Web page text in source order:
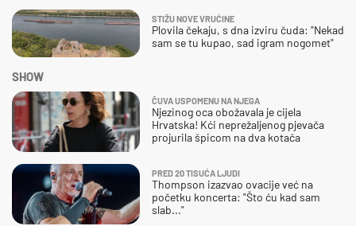
STIŽU NOVE VRUĆINE
Plovila čekaju, s dna izviru čuda: "Nekad
sam se tu kupao, sad igram nogomet"
SHOW
ČUVA USPOMENU NA NJEGA
Njezinog oca obožavala je cijela
Hrvatska! Kći neprežaljenog pjevača
projurila špicom na dva kotača
PRED 20 TISUĆA LJUDI
Thompson izazvao ovacije već na
početku koncerta: "Što ću kad sam
slab..."